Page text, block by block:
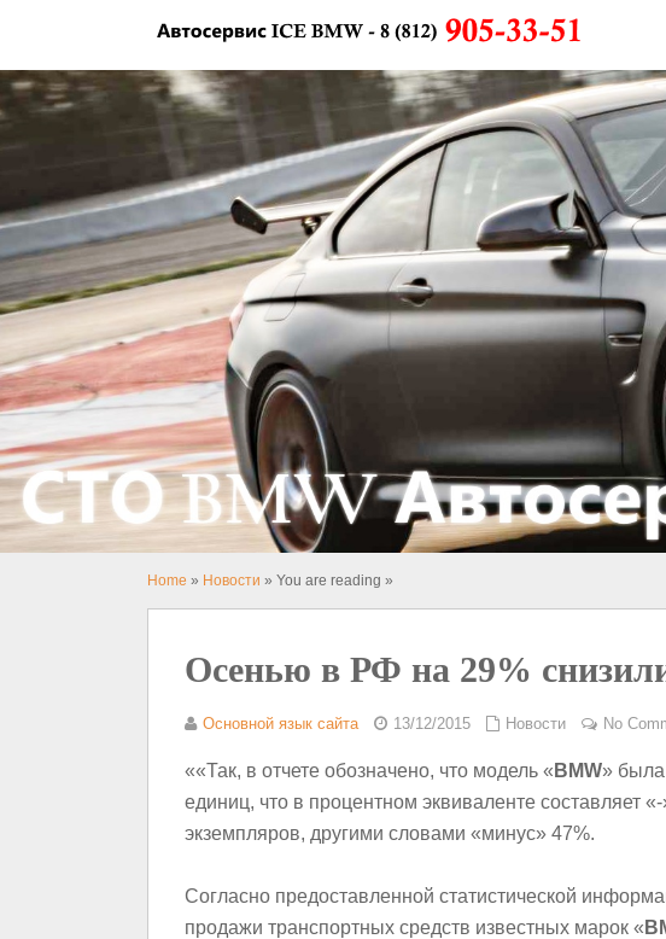
Home » Новости » You are reading »
Осенью в РФ на 29%
Основной язык сайта 13/12/2015 Новости No
««Так, в отчете обозначено, что модель « BMW» была
единиц, что в процентном эквиваленте составляет
экземпляров, другими словами «минус» 47%.
Согласно предоставленной статистической
продажи транспортных средств известных марок «